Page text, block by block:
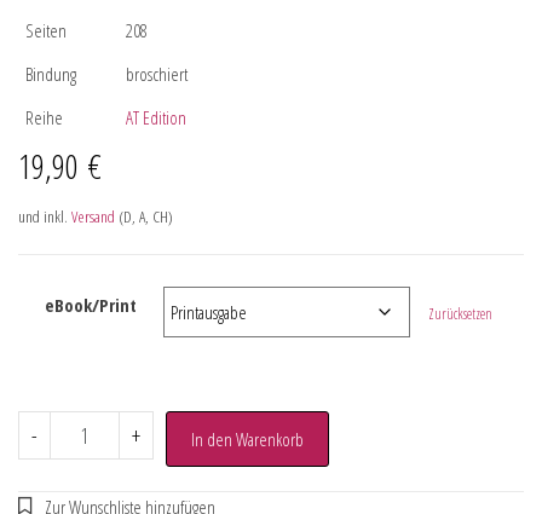
Seiten
208
Bindung
broschiert
Reihe
AT Edition
19,90 €
und inkl. Versand (D, A, CH)
eBook/Print Zurücksetzen
- + In den Warenkorb